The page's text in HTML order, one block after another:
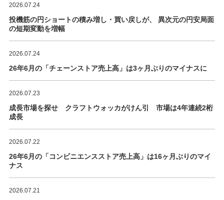
2026.07.24
投機筋の円ショートの積み増し・買い戻しが、 異次元の円安局面
の短期変動を増幅
2026.07.24
26年6月の「チェーンストア売上高」は3ヶ月ぶりのマイナスに
2026.07.23
成長市場を探せ クラフトウォッカがけん引 市場は4年連続2桁
成長
2026.07.22
26年6月の「コンビニエンスストア売上高」は16ヶ月ぶりのマイ
ナス
2026.07.21